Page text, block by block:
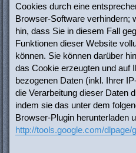
Cookies durch eine
Browser-Software verhindern;
hin, dass Sie in diesem Fall
Funktionen dieser Website
können. Sie können darüber
das Cookie erzeugten und auf
bezogenen Daten (inkl. Ihrer
die Verarbeitung dieser Daten
indem sie das unter dem
Browser-Plugin herunterladen
http://tools.google.com/dlpage/